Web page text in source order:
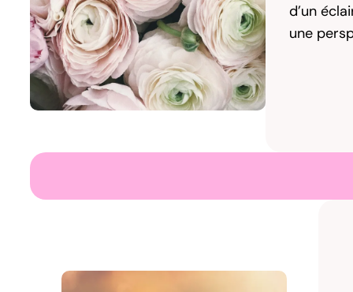
d’un
une